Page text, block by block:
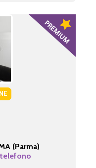
(Parma)
telefono